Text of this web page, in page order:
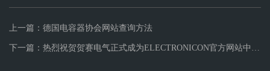
上一篇：德国电容器协会网站查询方法